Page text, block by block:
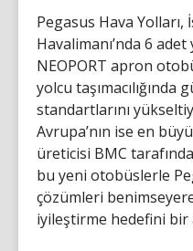
Pegasus Hava
Havalimanı’nda 6
NEOPORT apron
yolcu
standartlarını
Avrupa’nın ise en
üreticisi BMC
bu yeni otobüslerle
çözümleri
iyileştirme hedefini bir